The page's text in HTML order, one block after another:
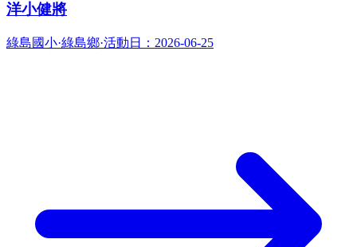
洋小健將
綠島國小·綠島鄉·活動日： 2026-06-25